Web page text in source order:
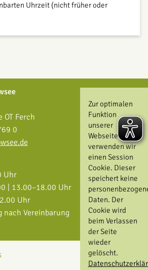
Zur optimalen
Funktion
unserer
Webseite
verwenden wir
einen Session
Cookie. Dieser
speichert keine
Daten. Der
Cookie wird
beim Verlassen
der Seite
wieder
gelöscht.
Uhrzeit (nicht früher oder
OT Ferch
0
Uhr
| 13.00–18.00 Uhr
Uhr
nach Vereinbarung